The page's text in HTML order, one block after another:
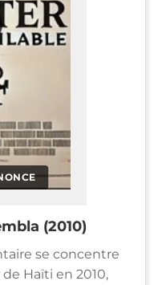
(2010)
se concentre
Haïti en 2010,